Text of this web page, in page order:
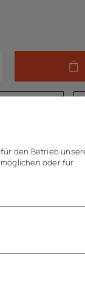
den Betrieb
oder für